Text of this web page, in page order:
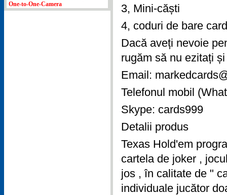
One-to-One-Camera
3, Mini-căști
4, coduri de bare
Dacă aveți nevoie
rugăm să nu ezitați
Email:
Telefonul mobil
Skype: cards999
Detalii produs
Texas Hold'em
cartela de joker ,
jos , în calitate de "
individuale jucător